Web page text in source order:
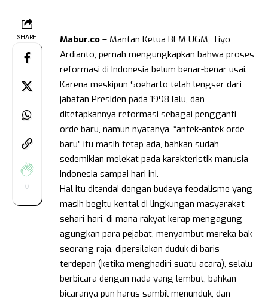
SHARE
0
Mabur.co – Mantan Ketua BEM UGM, Tiyo
Ardianto, pernah mengungkapkan bahwa proses
reformasi di Indonesia belum benar-benar usai.
Karena meskipun Soeharto telah lengser dari
jabatan Presiden pada 1998 lalu, dan
ditetapkannya reformasi sebagai pengganti
orde baru, namun nyatanya, “antek-antek orde
baru” itu masih tetap ada, bahkan sudah
sedemikian melekat pada karakteristik manusia
Indonesia sampai hari ini.
Hal itu ditandai dengan budaya feodalisme yang
masih begitu kental di lingkungan masyarakat
sehari-hari, di mana rakyat kerap mengagung-
agungkan para pejabat, menyambut mereka bak
seorang raja, dipersilakan duduk di baris
terdepan (ketika menghadiri suatu acara), selalu
berbicara dengan nada yang lembut, bahkan
bicaranya pun harus sambil menunduk, dan